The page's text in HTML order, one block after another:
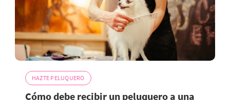
HAZTE PELUQUERO
Cómo debe recibir un peluquero a una